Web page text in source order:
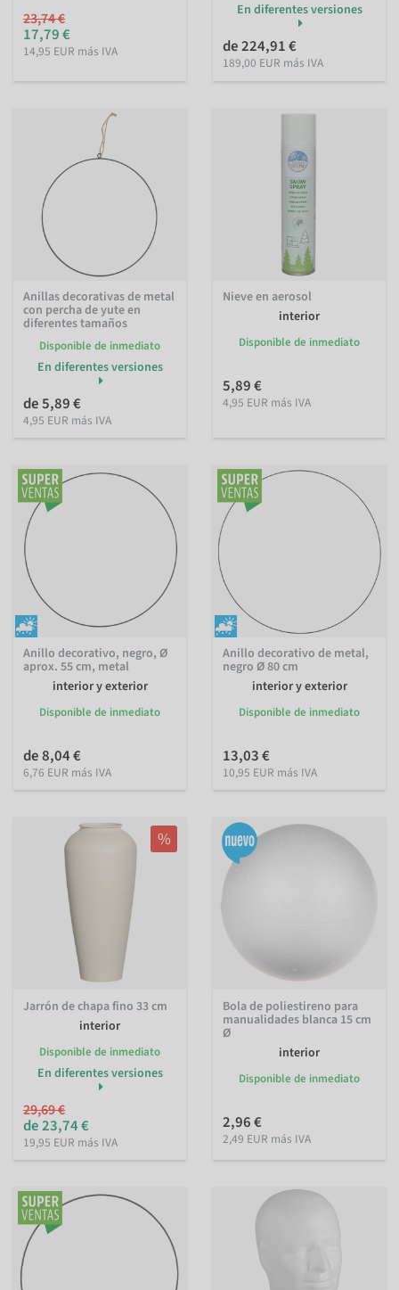
23,74 €
17,79 €
14,95 EUR más IVA
En diferentes versiones
de 224,91 €
189,00 EUR más IVA
Anillas decorativas de metal
con percha de yute en
diferentes tamaños
Disponible de inmediato
En diferentes versiones
de 5,89 €
4,95 EUR más IVA
Nieve en aerosol
interior
Disponible de inmediato
5,89 €
4,95 EUR más IVA
Anillo decorativo, negro, Ø
aprox. 55 cm, metal
interior y exterior
Disponible de inmediato
de 8,04 €
6,76 EUR más IVA
Anillo decorativo de metal,
negro Ø 80 cm
interior y exterior
Disponible de inmediato
13,03 €
10,95 EUR más IVA
%
Jarrón de chapa fino 33 cm
interior
Disponible de inmediato
En diferentes versiones
29,69 €
de 23,74 €
19,95 EUR más IVA
Bola de poliestireno para
manualidades blanca 15 cm
Ø
interior
Disponible de inmediato
2,96 €
2,49 EUR más IVA